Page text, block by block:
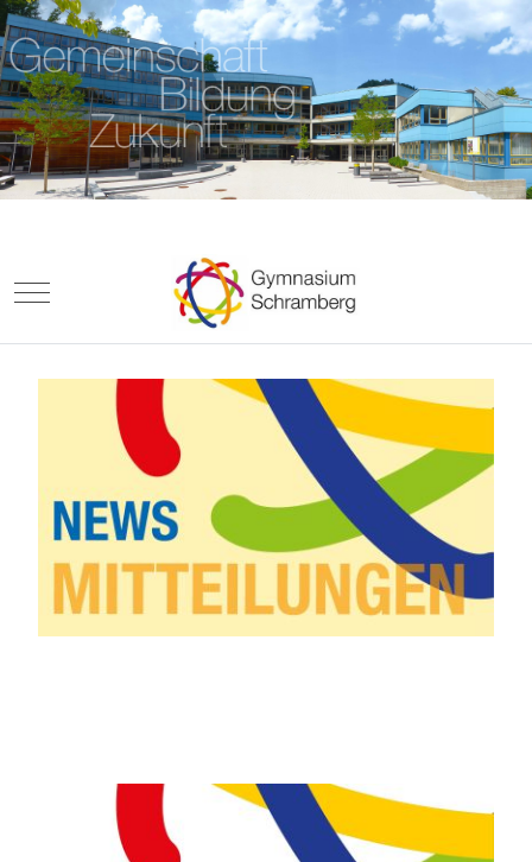
Mobile Menu Toggle